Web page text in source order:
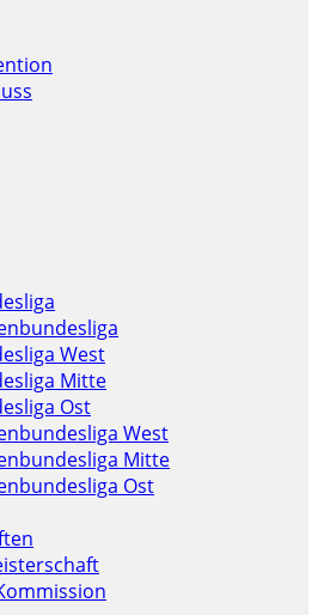
West
Mitte
Ost
West
Mitte
Ost